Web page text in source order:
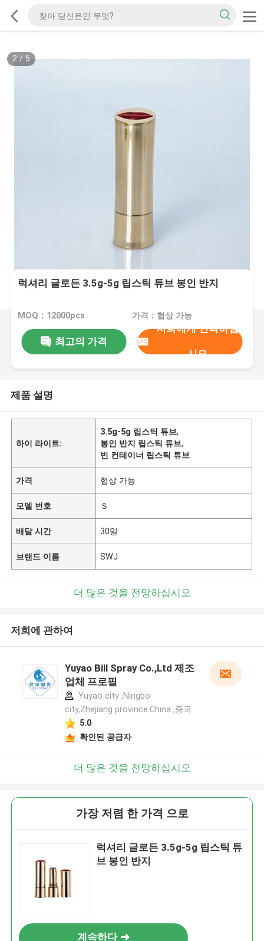
2/ 5
럭셔리 글로든 3.5g-5g 립스틱 튜브 봉인 반지
MOQ：12000pcs 가격：협상 가능
최고의 가격
저희에게 연락하십
시오
제품 설명
하이 라이트:
3.5g-5g 립스틱 튜브,
봉인 반지 립스틱 튜브,
빈 컨테이너 립스틱 튜브
가격 협상 가능
모델 번호 Ｓ
배달 시간 30일
브랜드 이름 SWJ
더 많은 것을 전망하십시오
저희에 관하여
Yuyao Bill Spray Co.,Ltd 제조
업체 프로필
Yuyao city ,Ningbo
city,Zhejiang province.China ,중국
5.0
확인된 공급자
더 많은 것을 전망하십시오
가장 저렴 한 가격 으로
럭셔리 글로든 3.5g-5g 립스틱 튜
브 봉인 반지
계속하다